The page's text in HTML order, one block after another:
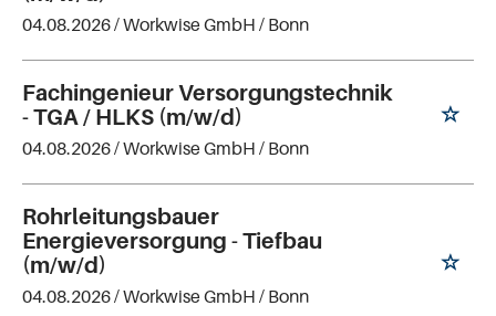
04.08.2026 /Workwise GmbH / Bonn
Fachingenieur Versorgungstechnik
- TGA / HLKS (m/w/d)
04.08.2026 /Workwise GmbH / Bonn
Rohrleitungsbauer
Energieversorgung - Tiefbau
(m/w/d)
04.08.2026 /Workwise GmbH / Bonn